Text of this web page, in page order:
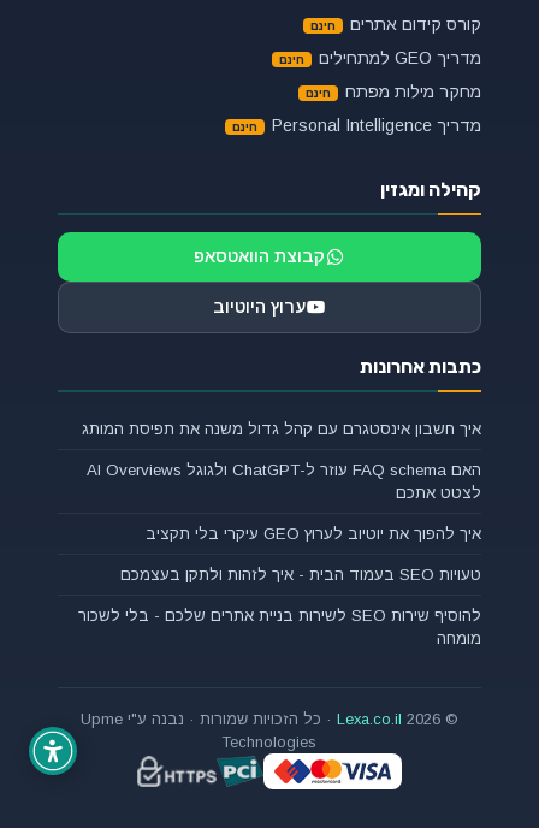
קורס קידום אתרים
מדריך GEO למתחילים
מחקר מילות מפתח
מדריך Personal Intelligence
קהילה ומגזין
קבוצת הוואטסאפ
ערוץ היוטיוב
כתבות אחרונות
איך חשבון אינסטגרם עם קהל גדול משנה את תפיסת המותג
האם FAQ schema עוזר ל-ChatGPT ולגוגל AI Overviews
לצטט אתכם
איך להפוך את יוטיוב לערוץ GEO עיקרי בלי תקציב
טעויות SEO בעמוד הבית - איך לזהות ולתקן בעצמכם
להוסיף שירות SEO לשירות בניית אתרים שלכם - בלי לשכור
מומחה
© 2026
Lexa.co.il
· כל הזכויות שמורות · נבנה ע"י Upme
Technologies